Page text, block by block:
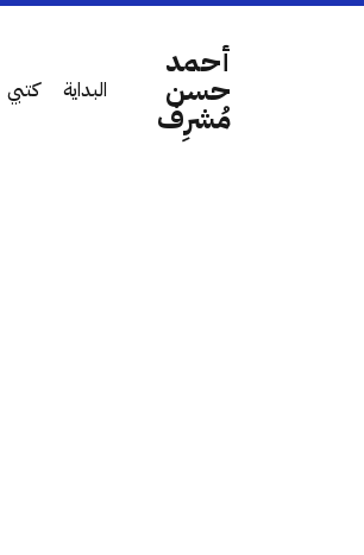
أحمد
حسن
مُشرِف
البداية كتبي